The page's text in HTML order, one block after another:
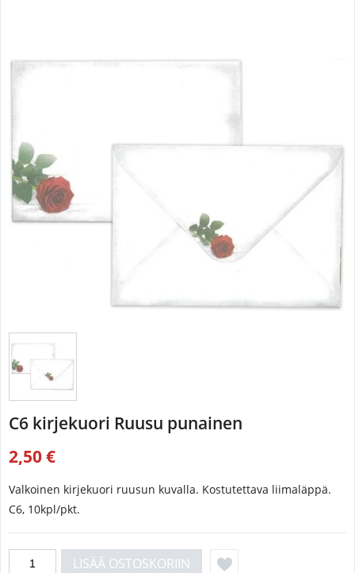
C6 kirjekuori Ruusu punainen
2,50 €
Valkoinen kirjekuori ruusun kuvalla. Kostutettava liimaläppä.
C6, 10kpl/pkt.